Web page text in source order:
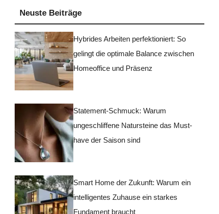
Neuste Beiträge
Hybrides Arbeiten perfektioniert: So
gelingt die optimale Balance zwischen
Homeoffice und Präsenz
Statement-Schmuck: Warum
ungeschliffene Natursteine das Must-
have der Saison sind
Smart Home der Zukunft: Warum ein
intelligentes Zuhause ein starkes
Fundament braucht